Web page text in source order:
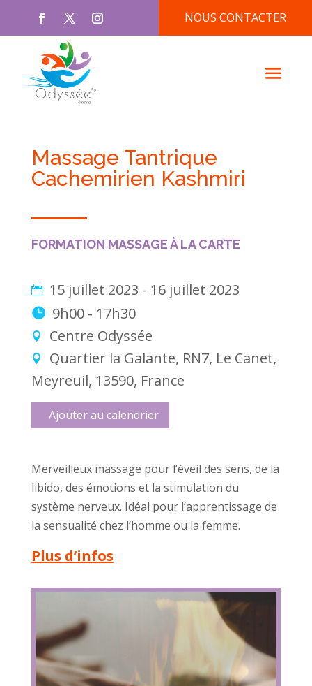
NOUS CONTACTER
Massage Tantrique
Cachemirien Kashmiri
FORMATION MASSAGE À LA CARTE
15 juillet 2023 - 16 juillet 2023
9h00 - 17h30
Centre Odyssée
Quartier la Galante, RN7, Le Canet,
Meyreuil, 13590, France
Ajouter au calendrier
Merveilleux massage pour l’éveil des sens, de la
libido, des émotions et la stimulation du
système nerveux. Idéal pour l’apprentissage de
la sensualité chez l’homme ou la femme.
Plus d’infos